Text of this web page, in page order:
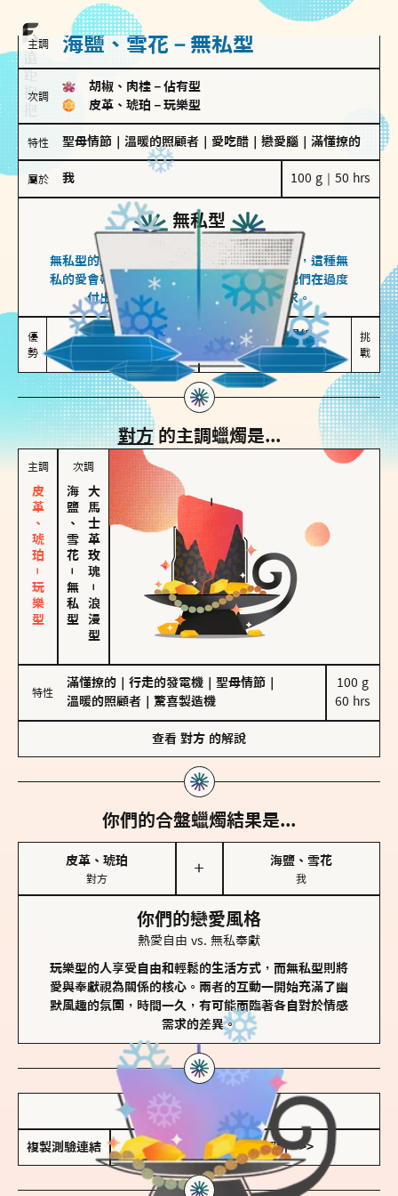
主調 海鹽、雪花－無私型
次調
胡椒、肉桂 － 佔有型
皮革、琥珀 － 玩樂型
特性 聖母情節 溫暖的照顧者 愛吃醋 戀愛腦 滿懂撩的
屬於 我 100 g｜50 hrs
無私型
海鹽、雪花
無私型的人傾向用心呵護、滿足另一半的需求，這種無
私的愛會帶來緊密的關係連結，但也可能讓他們在過度
付出中迷失自我，忽略自己真正的需求。
優
勢
無私奉獻
讓伴侶感受到關懷
較難設立界線
易有強烈情感依賴
挑
戰
對方的主調蠟燭是...
主調
皮革、琥珀－玩樂型
次調
海鹽、雪花
－
無私型
大馬士革玫瑰
－
浪漫型
特性
滿懂撩的 行走的發電機 聖母情節
溫暖的照顧者
驚喜製造機
100 g
60 hrs
查看 對方 的解說
你們的合盤蠟燭結果是...
皮革、琥珀
對方
＋
海鹽、雪花
我
你們的戀愛風格
熱愛自由 vs. 無私奉獻
玩樂型的人享受自由和輕鬆的生活方式，而無私型則將
愛與奉獻視為關係的核心。兩者的互動一開始充滿了幽
默風趣的氛圍，時間一久，有可能面臨著各自對於情感
需求的差異。
儲存我的結果圖
複製測驗連結 查看香氛類型全解析 >>>